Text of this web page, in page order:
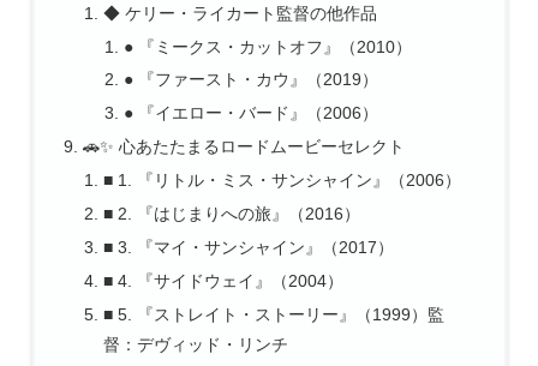
◆ ケリー・ライカート監督の他作品
● 『ミークス・カットオフ』（2010）
● 『ファースト・カウ』（2019）
● 『イエロー・バード』（2006）
🚗✨ 心あたたまるロードムービーセレクト
■ 1. 『リトル・ミス・サンシャイン』（2006）
■ 2. 『はじまりへの旅』（2016）
■ 3. 『マイ・サンシャイン』（2017）
■ 4. 『サイドウェイ』（2004）
■ 5. 『ストレイト・ストーリー』（1999）監
督：デヴィッド・リンチ